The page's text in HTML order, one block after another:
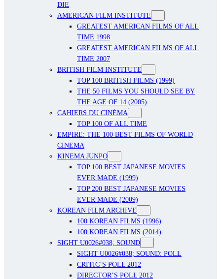
DIE
AMERICAN FILM INSTITUTE
GREATEST AMERICAN FILMS OF ALL
TIME 1998
GREATEST AMERICAN FILMS OF ALL
TIME 2007
BRITISH FILM INSTITUTE
TOP 100 BRITISH FILMS (1999)
THE 50 FILMS YOU SHOULD SEE BY
THE AGE OF 14 (2005)
CAHIERS DU CINÉMA
TOP 100 OF ALL TIME
EMPIRE: THE 100 BEST FILMS OF WORLD
CINEMA
KINEMA JUNPO
TOP 100 BEST JAPANESE MOVIES
EVER MADE (1999)
TOP 200 BEST JAPANESE MOVIES
EVER MADE (2009)
KOREAN FILM ARCHIVE
100 KOREAN FILMS (1996)
100 KOREAN FILMS (2014)
SIGHT U0026#038; SOUND
SIGHT U0026#038; SOUND: POLL
CRITIC’S POLL 2012
DIRECTOR’S POLL 2012